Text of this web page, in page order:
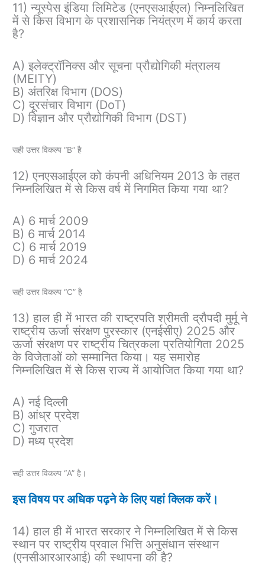
11) न्यूस्पेस इंडिया लिमिटेड (एनएसआईएल) निम्नलिखित
में से किस विभाग के प्रशासनिक नियंत्रण में कार्य करता
है?
A) इलेक्ट्रॉनिक्स और सूचना प्रौद्योगिकी मंत्रालय
(MEITY)
B) अंतरिक्ष विभाग (DOS)
C) दूरसंचार विभाग (DoT)
D) विज्ञान और प्रौद्योगिकी विभाग (DST)
सही उत्तर विकल्प “B” है
12) एनएसआईएल को कंपनी अधिनियम 2013 के तहत
निम्नलिखित में से किस वर्ष में निगमित किया गया था?
A) 6 मार्च 2009
B) 6 मार्च 2014
C) 6 मार्च 2019
D) 6 मार्च 2024
सही उत्तर विकल्प “C” है
13) हाल ही में भारत की राष्ट्रपति श्रीमती द्रौपदी मुर्मू ने
राष्ट्रीय ऊर्जा संरक्षण पुरस्कार (एनईसीए) 2025 और
ऊर्जा संरक्षण पर राष्ट्रीय चित्रकला प्रतियोगिता 2025
के विजेताओं को सम्मानित किया। यह समारोह
निम्नलिखित में से किस राज्य में आयोजित किया गया था?
A) नई दिल्ली
B) आंध्र प्रदेश
C) गुजरात
D) मध्य प्रदेश
सही उत्तर विकल्प “A” है।
इस विषय पर अधिक पढ़ने के लिए यहां क्लिक करें।
14) हाल ही में भारत सरकार ने निम्नलिखित में से किस
स्थान पर राष्ट्रीय प्रवाल भित्ति अनुसंधान संस्थान
(एनसीआरआरआई) की स्थापना की है?